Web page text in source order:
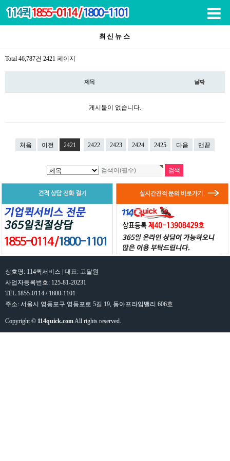
최신뉴스
Total 46,787건 2421 페이지
제목 날짜
게시물이 없습니다.
처음 이전 2421 2422 2423 2424 2425 다음 맨끝
상호명: 114퀵서비스 | 대표: 고달원
사업자등록번호: 125-81-20231
TEL.1855-0114 / 1800-1101
주소: 서울시 영등포구 영등포로 5길 19, 동아프라임밸리 606호
Copyright © 114quick.comAll rights reserved.